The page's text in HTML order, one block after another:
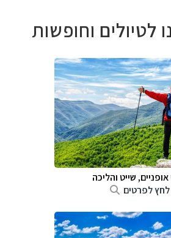
לטיולים וחופשות
אופניים, שייט והליכה
לחץ לפרטים